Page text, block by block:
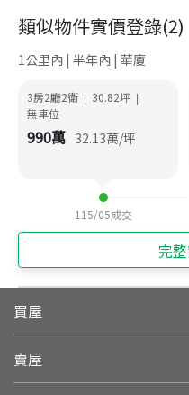
類似物件實價登錄(2)
1公里內 | 半年內 | 華廈
3房2廳2衛 | 30.82坪 |
無車位
990萬 32.13萬/坪
115/05成交
完
買屋
賣屋